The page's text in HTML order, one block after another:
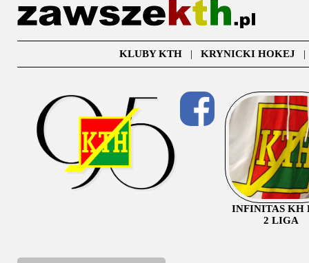
KLUBY KTH| KRYNICKI HOKEJ
INFINITAS KH
2 LIGA